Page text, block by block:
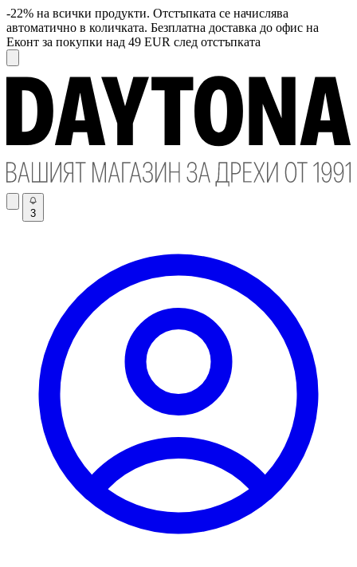
-22% на всички продукти. Отстъпката се начислява
автоматично в количката. Безплатна доставка до офис на
Еконт за покупки над 49 EUR след отстъпката
3